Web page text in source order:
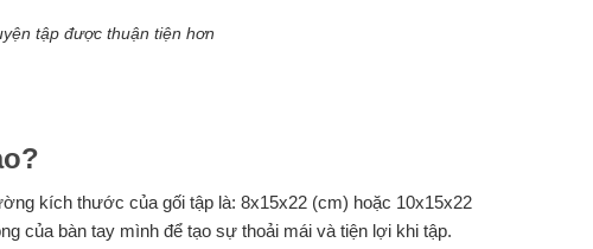
tập được thuận tiện hơn
kích thước của gối tập là: 8x15x22 (cm) hoặc 10x15x22
của bàn tay mình để tạo sự thoải mái và tiện lợi khi tập.